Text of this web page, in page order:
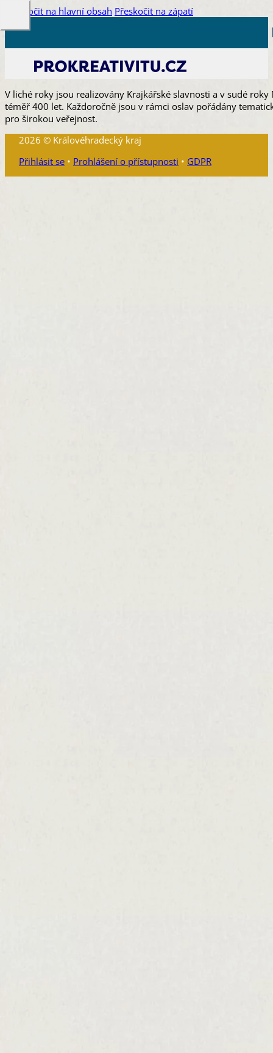
Přeskočit na hlavní obsah Přeskočit na zápatí
V liché roky jsou realizovány Krajkářské slavnosti a v sudé
téměř 400 let. Každoročně jsou v rámci oslav pořádány
pro širokou veřejnost.
2026 © Královéhradecký kraj
Přihlásit se• Prohlášení o přístupnosti • GDPR